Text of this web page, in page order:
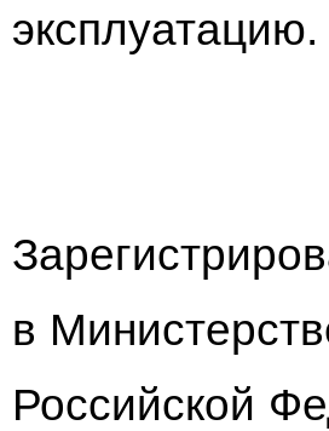
эксплуатацию.
в
Российской